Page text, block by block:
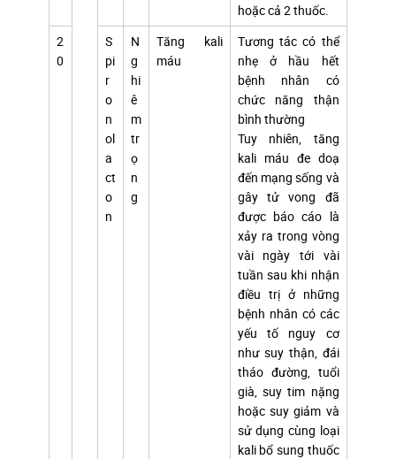
hoặc cả 2 thuốc.
2
0
S
pi
r
o
n
ol
a
ct
o
n
N
g
hi
ê
m
tr
ọ
n
g
Tăng kali
máu
Tương tác có thể
nhẹ ở hầu hết
bệnh nhân có
chức năng thận
bình thường
Tuy nhiên, tăng
kali máu đe doạ
đến mạng sống và
gây tử vong đã
được báo cáo là
xảy ra trong vòng
vài ngày tới vài
tuần sau khi nhận
điều trị ở những
bệnh nhân có các
yếu tố nguy cơ
như suy thận, đái
tháo đường, tuổi
già, suy tim nặng
hoặc suy giảm và
sử dụng cùng loại
kali bổ sung thuốc